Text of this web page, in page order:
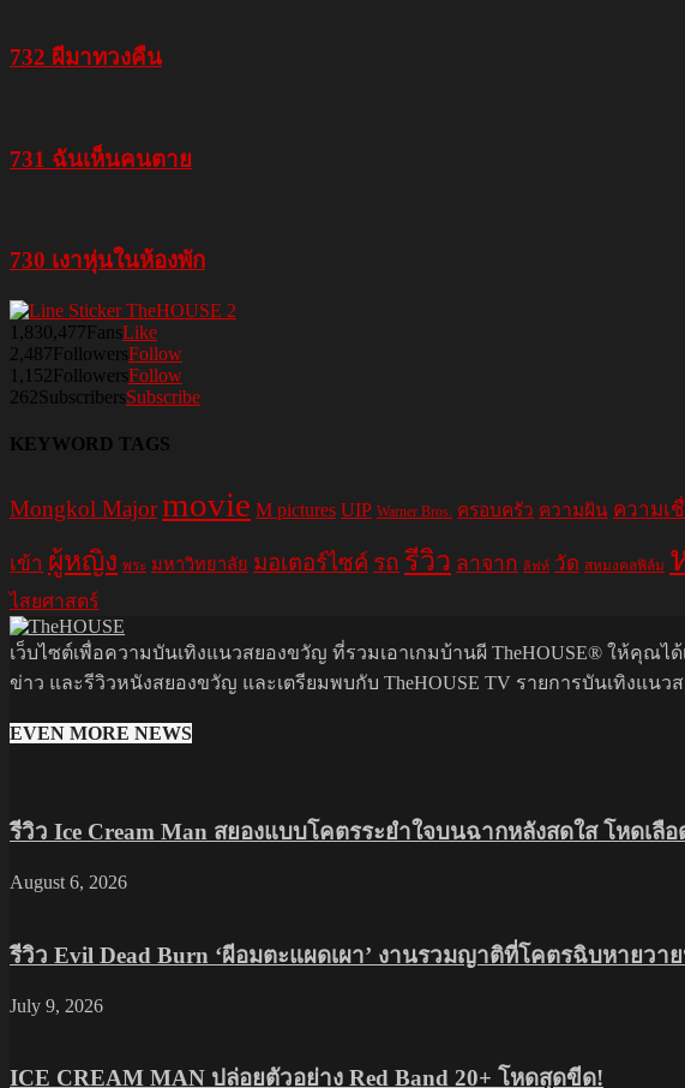
732 ผีมาทวงคืน
731 ฉันเห็นคนตาย
730 เงาหุ่นในห้องพัก
1,830,477FansLike
2,487FollowersFollow
1,152FollowersFollow
262SubscribersSubscribe
KEYWORD TAGS
Mongkol Majormovie M pictures UIP Warner Bros. ครอบครัว ความฝัน ความเ
เข้า ผู้หญิง พระ มหาวิทยาลัย มอเตอร์ไซค์ รถ รีวิว ลาจาก ลิฟท์ วัด สหมงคลฟิล์ม
ไสยศาสตร์
เว็บไซต์เพื่อความบันเทิงแนวสยองขวัญ ที่รวมเอาเกมบ้านผี TheHOUSE® ให้คุ
ข่าว และรีวิวหนังสยองขวัญ และเตรียมพบกับ TheHOUSE TV รายการบันเทิงแนว
EVEN MORE NEWS
รีวิว Ice Cream Man สยองแบบโคตรระยำใจบนฉากหลังสดใส โหดเลื
August 6, 2026
รีวิว Evil Dead Burn ‘ผีอมตะแผดเผา’ งานรวมญาติที่โคตรฉิบหายวา
July 9, 2026
ICE CREAM MAN ปล่อยตัวอย่าง Red Band 20+ โหดสุดขีด!